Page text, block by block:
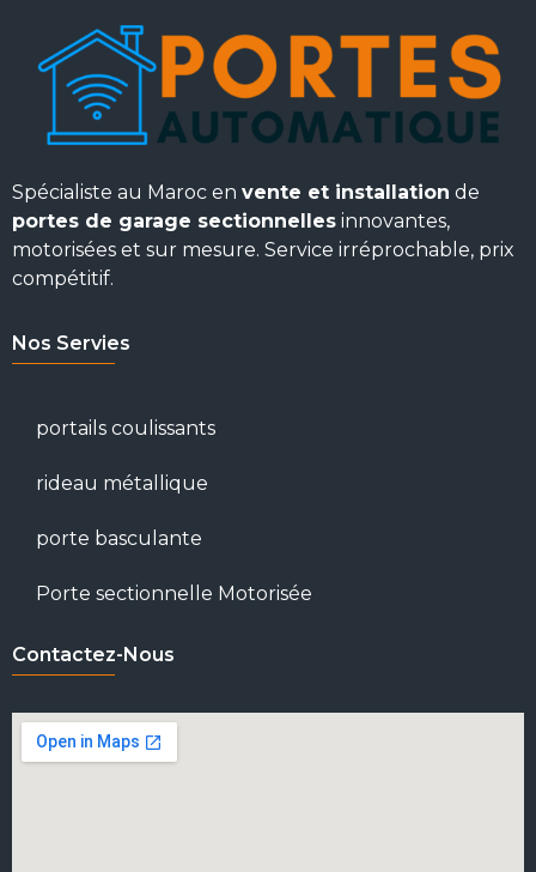
Spécialiste au Maroc en vente et installation de
portes de garage sectionnelles innovantes,
motorisées et sur mesure. Service irréprochable, prix
compétitif.
Nos Servies
portails coulissants
rideau métallique
porte basculante
Porte sectionnelle Motorisée
Contactez-Nous